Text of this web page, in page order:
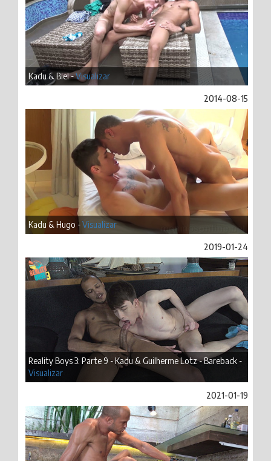
Kadu & Biel -Visualizar
2014-08-15
Kadu & Hugo -Visualizar
2019-01-24
Reality Boys 3: Parte 9 - Kadu & Guilherme Lotz - Bareback -
Visualizar
2021-01-19